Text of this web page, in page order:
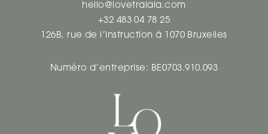
hello@lovetralala.com
+32 483 04 78 25
126B, rue de l’instruction à 1070 Bruxelles
Numéro d’entreprise: BE0703.910.093